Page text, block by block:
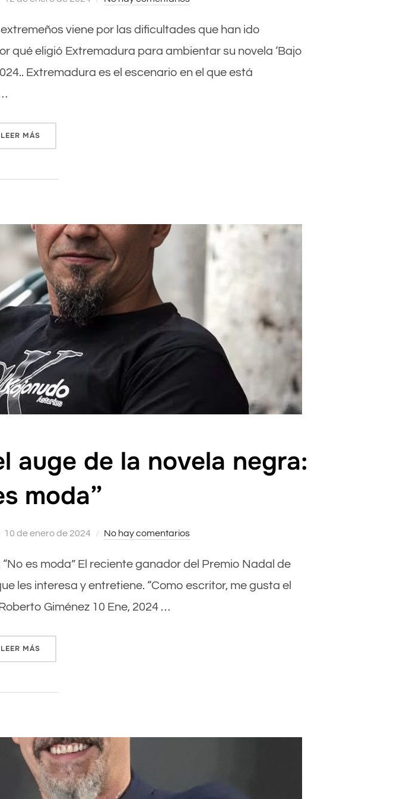
viene por las dificultades que han ido
qué eligió Extremadura para ambientar su novela ‘Bajo
Extremadura es el escenario en el que está
LEER MÁS
auge de la novela negra:
moda”
Publicado
10 de enero de 2024 No hay comentarios
es moda” El reciente ganador del Premio Nadal de
les interesa y entretiene. “Como escritor, me gusta el
Giménez 10 Ene, 2024 …
LEER MÁS